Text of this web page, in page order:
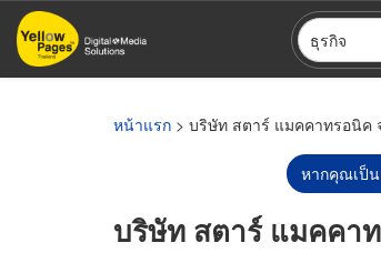
ข้าม
ไป
ธุรกิจ
หน้าแรก > บริษัท สตาร์ แมคคาทรอนิค
หากคุณเป็น
บริษัท สตาร์ แมคคา